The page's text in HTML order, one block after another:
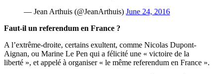
— Jean Arthuis (@JeanArthuis) June 24, 2016
Faut-il un referendum en France ?
A l’extrême-droite, certains exultent, comme Nicolas Dupont-
Aignan, ou Marine Le Pen qui a félicité une « victoire de la
liberté », et appelé à organiser « le même referendum en France ».